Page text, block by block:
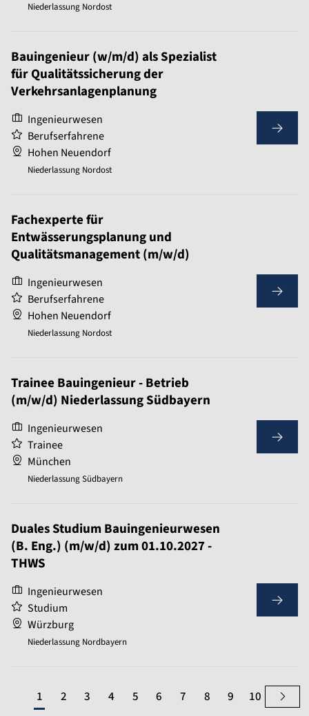
Niederlassung Nordost
Bauingenieur (w/m/d) als Spezialist
für Qualitätssicherung der
Verkehrsanlagenplanung
Ingenieurwesen
Berufserfahrene
Hohen Neuendorf
Niederlassung Nordost
Fachexperte für
Entwässerungsplanung und
Qualitätsmanagement (m/w/d)
Ingenieurwesen
Berufserfahrene
Hohen Neuendorf
Niederlassung Nordost
Trainee Bauingenieur - Betrieb
(m/w/d) Niederlassung Südbayern
Ingenieurwesen
Trainee
München
Niederlassung Südbayern
Duales Studium Bauingenieurwesen
(B. Eng.) (m/w/d) zum 01.10.2027 -
THWS
Ingenieurwesen
Studium
Würzburg
Niederlassung Nordbayern
1 2 3 4 5 6 7 8 9 10